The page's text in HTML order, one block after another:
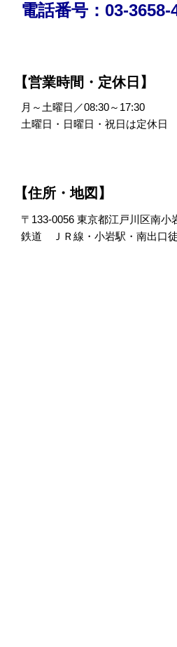
電話番号：03-3658-
【営業時間・定休日】
月～土曜日／08:30～17:30
土曜日・日曜日・祝日は定休日
【住所・地図】
〒133-0056 東京都江戸川区南小
鉄道 ＪＲ線・小岩駅・南出口